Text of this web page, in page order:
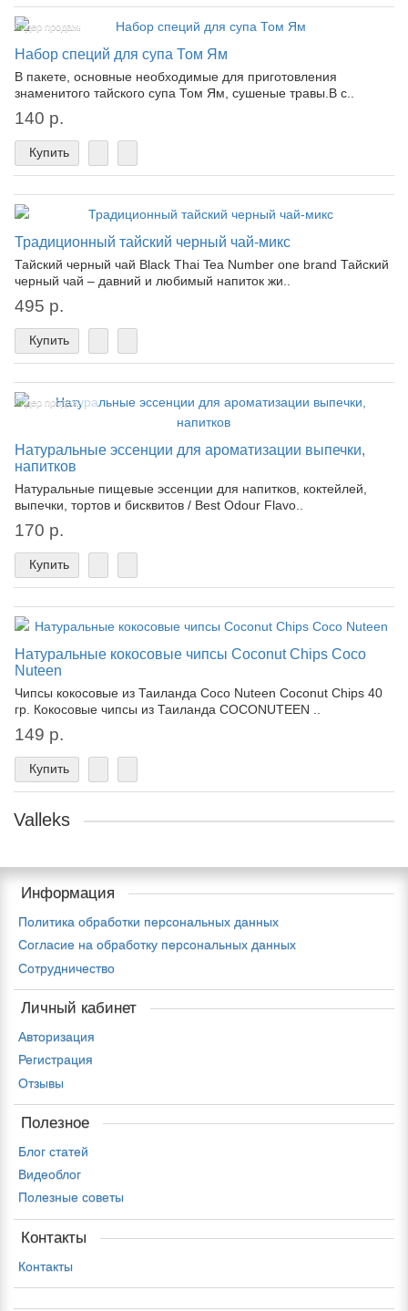
Лидер продаж!
Набор специй для супа Том Ям
В пакете, основные необходимые для приготовления
знаменитого тайского супа Том Ям, сушеные травы.В с..
140 р.
Купить
Традиционный тайский черный чай-микс
Тайский черный чай Black Thai Tea Number one brand Тайский
черный чай – давний и любимый напиток жи..
495 р.
Купить
Лидер продаж!
Натуральные эссенции для ароматизации выпечки,
напитков
Натуральные пищевые эссенции для напитков, коктейлей,
выпечки, тортов и бисквитов / Best Odour Flavo..
170 р.
Купить
Натуральные кокосовые чипсы Coconut Chips Coco
Nuteen
Чипсы кокосовые из Таиланда Coco Nuteen Coconut Chips 40
гр. Кокосовые чипсы из Таиланда COCONUTEEN ..
149 р.
Купить
Valleks
Информация
Политика обработки персональных данных
Согласие на обработку персональных данных
Сотрудничество
Личный кабинет
Авторизация
Регистрация
Отзывы
Полезное
Блог статей
Видеоблог
Полезные советы
Контакты
Контакты